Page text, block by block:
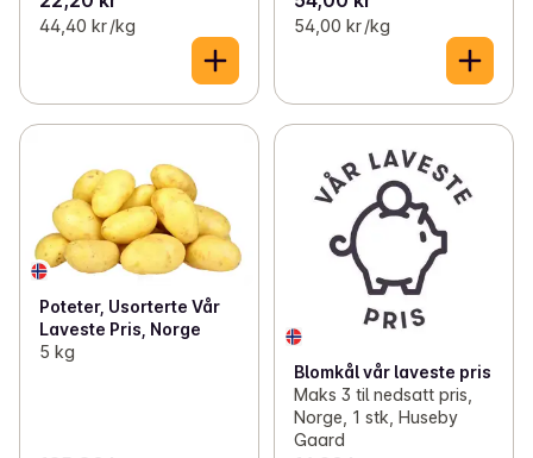
44,40 kr /kg 54,00 kr /kg
Poteter, Usorterte Vår
Laveste Pris, Norge
5 kg
Blomkål vår laveste pris
Maks 3 til nedsatt pris,
Norge, 1 stk, Huseby
Gaard